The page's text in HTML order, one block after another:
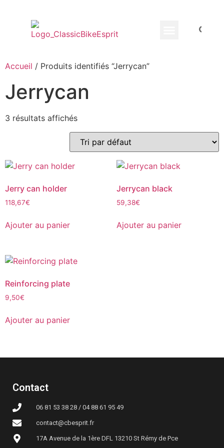
Accueil / Produits identifiés “Jerrycan”
Jerrycan
3 résultats affichés
Jerry can holder
118,67€
Ajouter au panier
Jerrycan black
59,38€
Ajouter au panier
Reinforcing plate
9,50€
Ajouter au panier
Contact
06 81 53 38 28 / 04 88 61 95 49
contact@cbesprit.fr
17A Avenue de la 1ère DFL 13210 St Rémy de Pce